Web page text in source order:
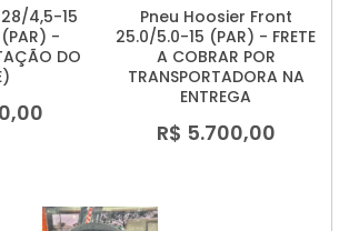
4,5-15
-
DO
Pneu Hoosier Front
25.0/5.0-15 (PAR) - FRETE
A COBRAR POR
TRANSPORTADORA NA
ENTREGA
R$ 5.700,00